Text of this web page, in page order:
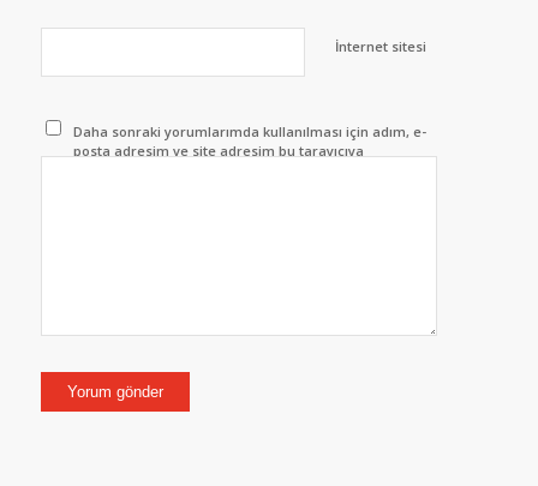
İnternet sitesi
Daha sonraki yorumlarımda kullanılması için adım, e-
posta adresim ve site adresim bu tarayıcıya